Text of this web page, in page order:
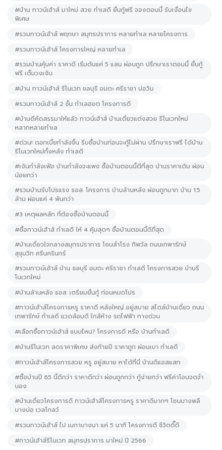
#บ้าน ทาวน์เฮ้าส์ มาใหม่ สวย ทำเลดี ยื่นกู้ฟรี จองตอนนี้ รับเงื่อนไข
พิเศษ
#รวมทาวน์เฮ้าส์ พฤกษา สมุทรปราการ หลายทำเล หลายโครงการ
#รวมทาวน์เฮ้าส์ โครงการใหญ่ หลายทำเล
#รวมบ้านคุ้มค่า ราคาดี เริ่มต้นแค่ 5 แสน ผ่อนถูก ปรึกษาเราตอนนี้ ยื่นกู้
ฟรี เต็มวงเงิน
#บ้าน ทาวน์เฮ้าส์ รีโนเวท ชลบุรี อมตะ ศรีราชา บ่อวิน
#รวมทาวน์เฮ้าส์ 2 ชั้น ทำเลฮอต โครงการดี
#บ้านดีคัดสรรมาให้แล้ว ทาวน์เฮ้าส์ บ้านเดี่ยวแต่งสวย รีโนเวทใหม่
หลากหลายทำเล
#ด่วน! ดอกเบี้ยกำลังขึ้น รีบซื้อบ้านก่อนจะกู้ไม่ผ่าน ปรึกษาเราฟรี ได้บ้าน
รีโนเวทใหม่ทั้งหลัง ทำเลดี
#เงินกำลังเฟ้อ บ้านกำลังจะแพง ซื้อบ้านตอนนี้ดีที่สุด บ้านราคาเดิม ผ่อน
น้อยกว่า
#รวมบ้านรับโปรแรง ธอส. โครงการ บ้านล้านหลัง ผ่อนถูกมาก บ้าน 1.5
ล้าน ผ่อนแค่ 4 พันกว่า
#3 เหตุผลหลัก ที่ต้องซื้อบ้านตอนนี้
#ซื้อทาวน์เฮ้าส์ ทำเลดี ให้ 4 คุ้มสุดๆ ซื้อบ้านตอนนี้ดีที่สุด
#บ้านเดี่ยวใจกลางสมุทรปราการ โซนสำโรง ทิพวัล ถนนเทพารักษ์
สุขุมวิท ศรีนครินทร์
#รวมทาวน์เฮ้าส์ บ้าน ชลบุรี อมตะ ศรีราชา ทำเลดี โครงการสวย บ้านรี
โนเวทใหม่
#บ้านล้านหลัง ธอส. เตรียมยื่นกู้ ก่อนหมดโปร
#ทาวน์เฮ้าส์โครงการหรู ราคาดี หลังใหญ่ อยู่สบาย สไตล์บ้านเดี่ยว ถนน
เทพารักษ์ ทำเลดี แวดล้อมดี ใกล้ห้าง รถไฟฟ้า ทางด่วน
#เลือกซื้อทาวน์เฮ้าส์ แบบไหน? โครงการดี หรือ บ้านทำเลดี
#บ้านรีโนเวท ลดราคาพิเศษ ส่งท้ายปี ราคาถูก ผ่อนเบา ทำเลดี
#ทาวน์เฮ้าส์โครงการสวย หรู อยู่สบาย หาได้ที่นี่ บ้านดีแอสแสท
#ซื้อบ้านปี 65 นี้ดีกว่า ราคาดีกว่า ผ่อนถูกกว่า กู้ง่ายกว่า ฟรีค่าโอนจดจำ
นอง
#บ้านเดี่ยวโครงการดี ทาวน์เฮ้าส์โครงการหรู ราคาดีมากๆ โซนบางพลี
บางบ่อ เวลโกลว์
#รวมทาวน์เฮ้าส์ ไป เมกาบางนา แค่ 5 นาที โครงการดี ชีวิตดี๊ดี
#ทาวน์เฮ้าส์รีโนเวท สมุทรปราการ มาใหม่ ปี 2566